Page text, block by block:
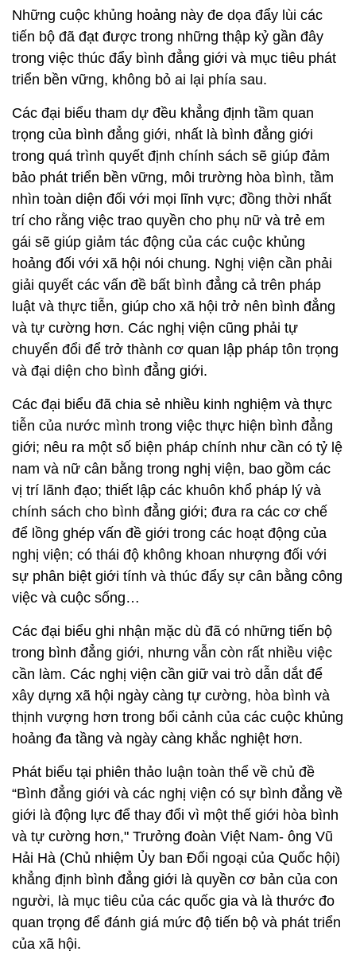
Những cuộc khủng hoảng này đe dọa đẩy lùi các
tiến bộ đã đạt được trong những thập kỷ gần đây
trong việc thúc đẩy bình đẳng giới và mục tiêu phát
triển bền vững, không bỏ ai lại phía sau.
Các đại biểu tham dự đều khẳng định tầm quan
trọng của bình đẳng giới, nhất là bình đẳng giới
trong quá trình quyết định chính sách sẽ giúp đảm
bảo phát triển bền vững, môi trường hòa bình, tầm
nhìn toàn diện đối với mọi lĩnh vực; đồng thời nhất
trí cho rằng việc trao quyền cho phụ nữ và trẻ em
gái sẽ giúp giảm tác động của các cuộc khủng
hoảng đối với xã hội nói chung. Nghị viện cần phải
giải quyết các vấn đề bất bình đẳng cả trên pháp
luật và thực tiễn, giúp cho xã hội trở nên bình đẳng
và tự cường hơn. Các nghị viện cũng phải tự
chuyển đổi để trở thành cơ quan lập pháp tôn trọng
và đại diện cho bình đẳng giới.
Các đại biểu đã chia sẻ nhiều kinh nghiệm và thực
tiễn của nước mình trong việc thực hiện bình đẳng
giới; nêu ra một số biện pháp chính như cần có tỷ lệ
nam và nữ cân bằng trong nghị viện, bao gồm các
vị trí lãnh đạo; thiết lập các khuôn khổ pháp lý và
chính sách cho bình đẳng giới; đưa ra các cơ chế
để lồng ghép vấn đề giới trong các hoạt động của
nghị viện; có thái độ không khoan nhượng đối với
sự phân biệt giới tính và thúc đẩy sự cân bằng công
việc và cuộc sống…
Các đại biểu ghi nhận mặc dù đã có những tiến bộ
trong bình đẳng giới, nhưng vẫn còn rất nhiều việc
cần làm. Các nghị viện cần giữ vai trò dẫn dắt để
xây dựng xã hội ngày càng tự cường, hòa bình và
thịnh vượng hơn trong bối cảnh của các cuộc khủng
hoảng đa tầng và ngày càng khắc nghiệt hơn.
Phát biểu tại phiên thảo luận toàn thể về chủ đề
“Bình đẳng giới và các nghị viện có sự bình đẳng về
giới là động lực để thay đổi vì một thế giới hòa bình
và tự cường hơn," Trưởng đoàn Việt Nam- ông Vũ
Hải Hà (Chủ nhiệm Ủy ban Đối ngoại của Quốc hội)
khẳng định bình đẳng giới là quyền cơ bản của con
người, là mục tiêu của các quốc gia và là thước đo
quan trọng để đánh giá mức độ tiến bộ và phát triển
của xã hội.